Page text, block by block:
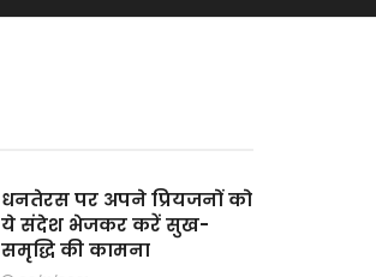
धनतेरस पर अपने प्रियजनों को
ये संदेश भेजकर करें सुख-
समृद्धि की कामना